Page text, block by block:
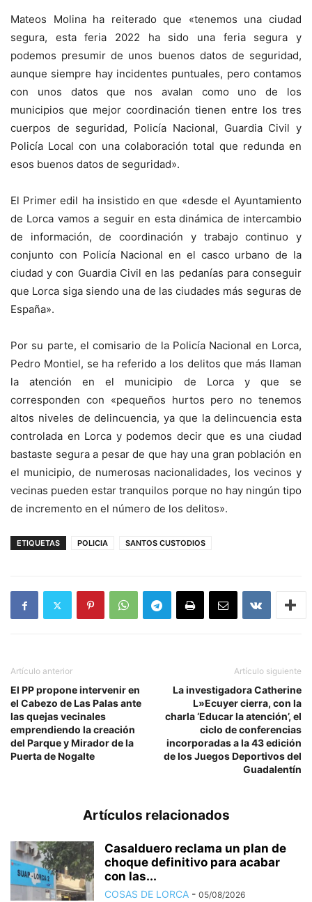
Mateos Molina ha reiterado que «tenemos una ciudad
segura, esta feria 2022 ha sido una feria segura y
podemos presumir de unos buenos datos de seguridad,
aunque siempre hay incidentes puntuales, pero contamos
con unos datos que nos avalan como uno de los
municipios que mejor coordinación tienen entre los tres
cuerpos de seguridad, Policía Nacional, Guardia Civil y
Policía Local con una colaboración total que redunda en
esos buenos datos de seguridad».
El Primer edil ha insistido en que «desde el Ayuntamiento
de Lorca vamos a seguir en esta dinámica de intercambio
de información, de coordinación y trabajo continuo y
conjunto con Policía Nacional en el casco urbano de la
ciudad y con Guardia Civil en las pedanías para conseguir
que Lorca siga siendo una de las ciudades más seguras de
España».
Por su parte, el comisario de la Policía Nacional en Lorca,
Pedro Montiel, se ha referido a los delitos que más llaman
la atención en el municipio de Lorca y que se
corresponden con «pequeños hurtos pero no tenemos
altos niveles de delincuencia, ya que la delincuencia esta
controlada en Lorca y podemos decir que es una ciudad
bastaste segura a pesar de que hay una gran población en
el municipio, de numerosas nacionalidades, los vecinos y
vecinas pueden estar tranquilos porque no hay ningún tipo
de incremento en el número de los delitos».
ETIQUETAS POLICIA SANTOS CUSTODIOS
Artículo anterior
El PP propone intervenir en
el Cabezo de Las Palas ante
las quejas vecinales
emprendiendo la creación
del Parque y Mirador de la
Puerta de Nogalte
Artículo siguiente
La investigadora Catherine
L»Ecuyer cierra, con la
charla ‘Educar la atención’, el
ciclo de conferencias
incorporadas a la 43 edición
de los Juegos Deportivos del
Guadalentín
Artículos relacionados
Casalduero reclama un plan de
choque definitivo para acabar
con las...
COSAS DE LORCA - 05/08/2026